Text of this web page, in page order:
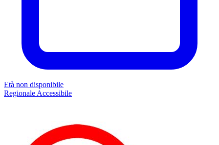
Età non disponibile
Regionale Accessibile